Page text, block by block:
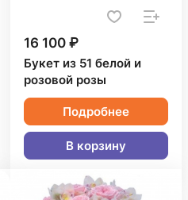
16 100 ₽
Букет из 51 белой и
розовой розы
Подробнее
В корзину